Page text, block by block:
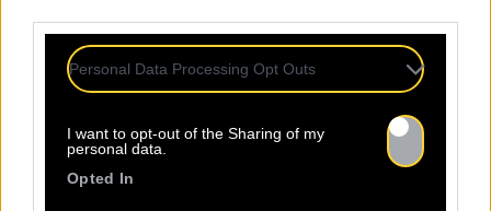
Personal Data Processing Opt Outs
I want to opt-out of the Sharing of my
personal data.
Opted In
RETROUVEZ
NOS ACTUS